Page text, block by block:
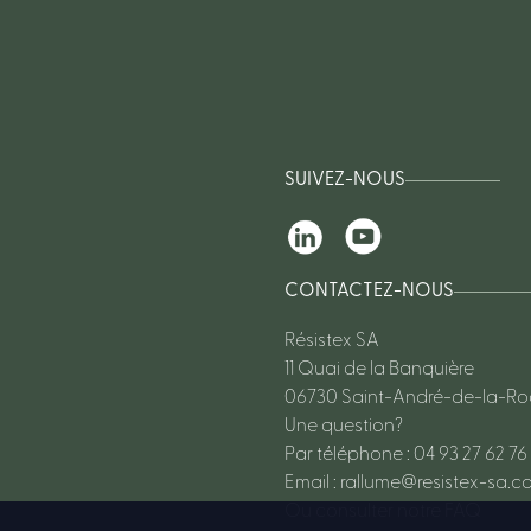
SUIVEZ-NOUS
CONTACTEZ-NOUS
Résistex SA
11 Quai de la Banquière
06730 Saint-André-de-la-
Une question?
Par téléphone : 04 93 27 62 76
Email : rallume@resistex-